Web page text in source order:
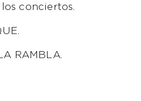
conciertos.
RAMBLA.